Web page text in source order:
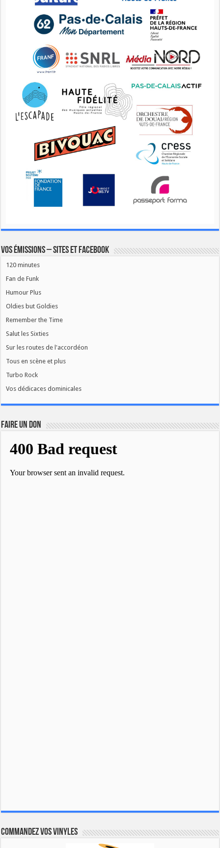
Vos émissions – Sites et Facebook
120 minutes
Fan de Funk
Humour Plus
Oldies but Goldies
Remember the Time
Salut les Sixties
Sur les routes de l'accordéon
Tous en scène et plus
Turbo Rock
Vos dédicaces dominicales
FAIRE UN DON
Commandez vos vinyles